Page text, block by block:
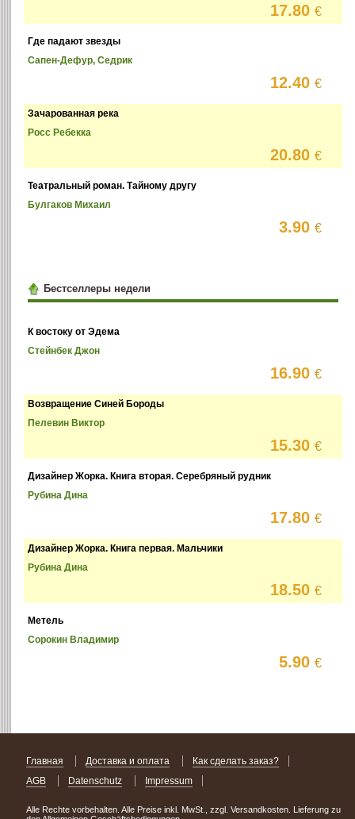
17.80€
Где падают звезды
Сапен-Дефур, Седрик
12.40€
Зачарованная река
Росс Ребекка
20.80€
Театральный роман. Тайному другу
Булгаков Михаил
3.90€
Бестселлеры недели
К востоку от Эдема
Стейнбек Джон
16.90€
Возвращение Синей Бороды
Пелевин Виктор
15.30€
Дизайнер Жорка. Книга вторая. Серебряный рудник
Рубина Дина
17.80€
Дизайнер Жорка. Книга первая. Мальчики
Рубина Дина
18.50€
Метель
Сорокин Владимир
5.90€
Главная Доставка и оплата
Как сделать заказ?
AGB
Datenschutz Impressum
Alle Rechte vorbehalten. Alle Preise inkl. MwSt., zzgl. Versandkosten. Lieferung zu